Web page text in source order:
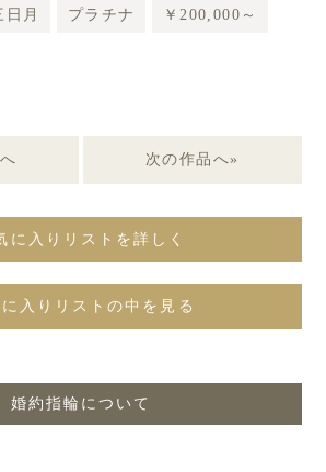
月 プラチナ ￥200,000～
次の作品へ»
に入りリストを詳しく
入りリストの中を見る
婚約指輪について